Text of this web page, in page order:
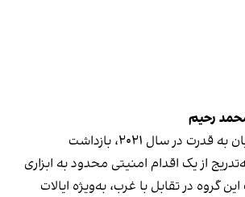
رحیم
پس از بازگشت طالبان به قدرت در سال ۲۰۲۱، بازداشت
از یک اقدام امنیتی محدود به ابزاری
گروه در تقابل با غرب، به‌ویژه ایالات